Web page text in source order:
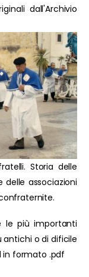
dall'Archivio
Storia delle
associazioni
le più importanti
antichi o di dificile
in formato .pdf